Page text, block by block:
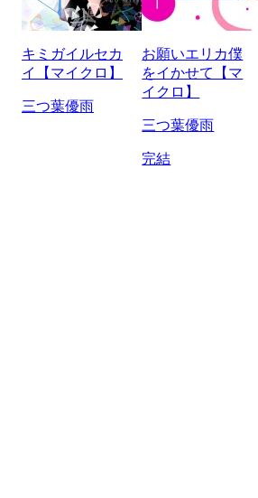
キミガイルセカ
イ【マイクロ】
三つ葉優雨
お願いエリカ僕
をイかせて【マ
イクロ】
三つ葉優雨
完結